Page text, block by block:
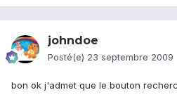
johndoe
Posté(e) 23 septembre 2009
bon ok j'admet que le bouton